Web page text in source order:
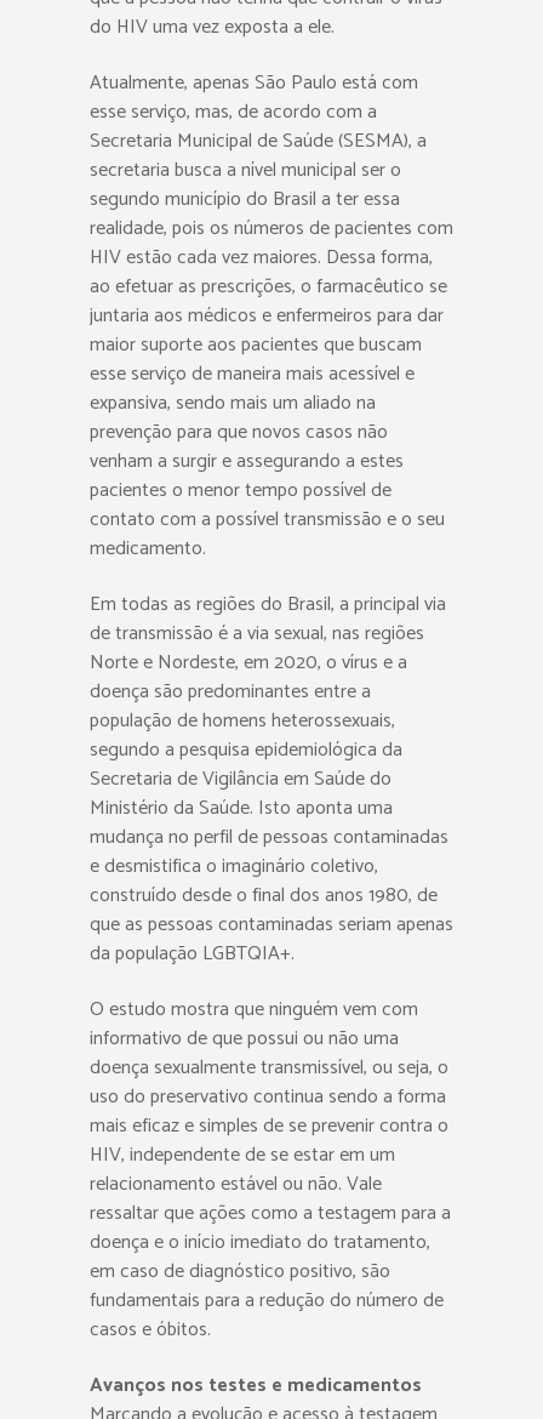
do HIV uma vez exposta a ele.
Atualmente, apenas São Paulo está com
esse serviço, mas, de acordo com a
Secretaria Municipal de Saúde (SESMA), a
secretaria busca a nível municipal ser o
segundo município do Brasil a ter essa
realidade, pois os números de pacientes com
HIV estão cada vez maiores. Dessa forma,
ao efetuar as prescrições, o farmacêutico se
juntaria aos médicos e enfermeiros para dar
maior suporte aos pacientes que buscam
esse serviço de maneira mais acessível e
expansiva, sendo mais um aliado na
prevenção para que novos casos não
venham a surgir e assegurando a estes
pacientes o menor tempo possível de
contato com a possível transmissão e o seu
medicamento.
Em todas as regiões do Brasil, a principal via
de transmissão é a via sexual, nas regiões
Norte e Nordeste, em 2020, o vírus e a
doença são predominantes entre a
população de homens heterossexuais,
segundo a pesquisa epidemiológica da
Secretaria de Vigilância em Saúde do
Ministério da Saúde. Isto aponta uma
mudança no perfil de pessoas contaminadas
e desmistifica o imaginário coletivo,
construído desde o final dos anos 1980, de
que as pessoas contaminadas seriam apenas
da população LGBTQIA+.
O estudo mostra que ninguém vem com
informativo de que possui ou não uma
doença sexualmente transmissível, ou seja, o
uso do preservativo continua sendo a forma
mais eficaz e simples de se prevenir contra o
HIV, independente de se estar em um
relacionamento estável ou não. Vale
ressaltar que ações como a testagem para a
doença e o início imediato do tratamento,
em caso de diagnóstico positivo, são
fundamentais para a redução do número de
casos e óbitos.
Avanços nos testes e medicamentos